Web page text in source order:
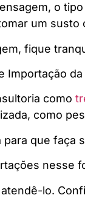
o
um susto
fique
Importação
como
como
que faça
nesse
lo.